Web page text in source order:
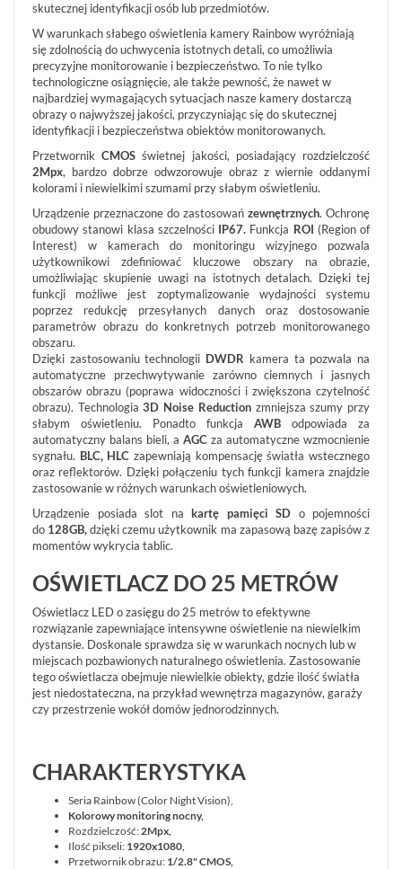
SYSTEMY
PPOŻ
WIDEODOMOFONY
DOMOFONY
KONTROLA
DOSTĘPU
INTELIGENTNY
BUDYNEK
SIECI
LAN,
WLAN
ZASILANIE,
TRANSMISJA,
UPS-
Y
AKCESORIA
WIEŻE
MOBILNE
LICENCJE
BCS
MANAGER
ZESTAWY
WYPRZEDAŻ
(29)
NOWOŚCI
(102)
PROMOCJE
LOGOWANIE
REJESTRACJA
KONFIGURATOR
FIRMIE
AKTUALNOŚCI
SZKOLENIA
KONTAKT
OPROGRAMOWANIE
DOSTAWA
ZWROT
REKLAMACJE
SKLEPU
REGULAMIN
POLITYKA
PRYWATNOŚCI
skutecznej identyfikacji osób lub przedmiotów.
W warunkach słabego oświetlenia kamery Rainbow wyróżniają
się zdolnością do uchwycenia istotnych detali, co umożliwia
precyzyjne monitorowanie i bezpieczeństwo. To nie tylko
technologiczne osiągnięcie, ale także pewność, że nawet w
najbardziej wymagających sytuacjach nasze kamery dostarczą
obrazy o najwyższej jakości, przyczyniając się do skutecznej
identyfikacji i bezpieczeństwa obiektów monitorowanych.
PrzetwornikCMOSświetnej jakości, posiadający rozdzielczość
2Mpx, bardzo dobrze odwzorowuje obraz z wiernie oddanymi
kolorami i niewielkimi szumami przy słabym oświetleniu.
Urządzenie przeznaczone do zastosowań zewnętrznych. Ochronę
obudowy stanowi klasa szczelności IP67. Funkcja ROI (Region of
Interest) w kamerach do monitoringu wizyjnego pozwala
użytkownikowi zdefiniować kluczowe obszary na obrazie,
umożliwiając skupienie uwagi na istotnych detalach. Dzięki tej
funkcji możliwe jest zoptymalizowanie wydajności systemu
poprzez redukcję przesyłanych danych oraz dostosowanie
parametrów obrazu do konkretnych potrzeb monitorowanego
obszaru.
Dzięki zastosowaniu technologii DWDR kamera ta pozwala na
automatyczne przechwytywanie zarówno ciemnych i jasnych
obszarów obrazu (poprawa widoczności i zwiększona czytelność
obrazu). Technologia3D Noise Reductionzmniejsza szumy przy
słabym oświetleniu. Ponadto funkcja AWB odpowiada za
automatyczny balans bieli, a AGC za automatyczne wzmocnienie
sygnału. BLC, HLCzapewniają kompensację światła wstecznego
oraz reflektorów. Dzięki połączeniu tych funkcji kamera znajdzie
zastosowanie w różnych warunkach oświetleniowych.
Urządzenie posiada slot na kartę pamięci SD o pojemności
do 128GB,dzięki czemu użytkownik ma zapasową bazę zapisów z
momentów wykrycia tablic.
OŚWIETLACZ DO 25 METRÓW
Oświetlacz LED o zasięgu do 25 metrów to efektywne
rozwiązanie zapewniające intensywne oświetlenie na niewielkim
dystansie. Doskonale sprawdza się w warunkach nocnych lub w
miejscach pozbawionych naturalnego oświetlenia. Zastosowanie
tego oświetlacza obejmuje niewielkie obiekty, gdzie ilość światła
jest niedostateczna, na przykład wewnętrza magazynów, garaży
czy przestrzenie wokół domów jednorodzinnych.
CHARAKTERYSTYKA
Seria Rainbow (Color Night Vision),
Kolorowy monitoring nocny,
Rozdzielczość:2Mpx,
Ilość pikseli: 1920x1080,
Przetwornik obrazu: 1/2.8" CMOS,